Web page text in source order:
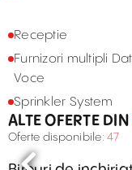
Receptie
Furnizori multipli
Voce
Sprinkler System
ALTE OFERTE DIN
Oferte disponibile: 47